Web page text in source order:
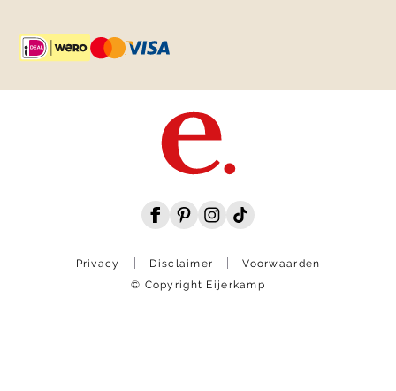
Privacy Disclaimer
Voorwaarden
© Copyright Eijerkamp